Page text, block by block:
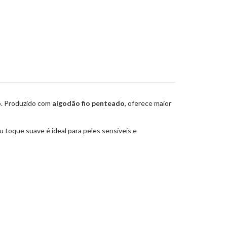
Produzido com algodão fio penteado, oferece maior
toque suave é ideal para peles sensíveis e